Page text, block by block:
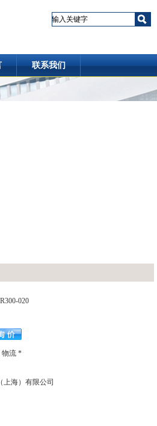
联系我们
020
物流 *
上海）有限公司